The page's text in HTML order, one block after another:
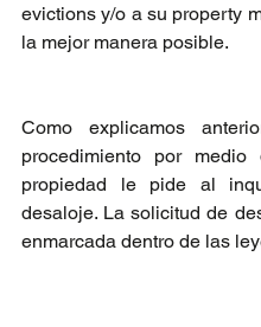
evictions y/o a su property
la mejor manera posible.
Como explicamos
procedimiento por
propiedad le pide al
desaloje. La solicitud de
enmarcada dentro de las